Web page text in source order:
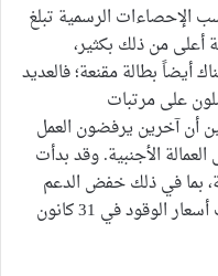
الإحصاءات الرسمية تبلغ
أعلى من ذلك بكثير،
بطالة مقنعة؛ فالعديد
على مرتبات
أن آخرين يرفضون العمل
الأجنبية. وقد بدأت
بما في ذلك خفض الدعم
على الوقود والكهرباء والمياه. (تضاعفت أسعار الوقود في 31 كانون